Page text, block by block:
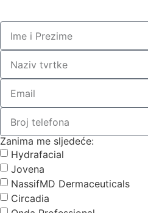
Zanima me sljedeće:
Hydrafacial
Jovena
NassifMD Dermaceuticals
Circadia